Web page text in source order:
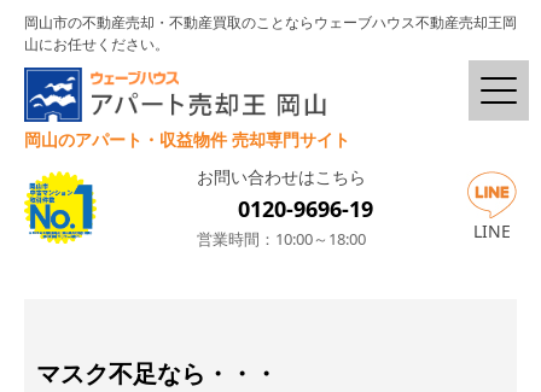
岡山市の不動産売却・不動産買取のことならウェーブハウス不動産売却王岡
山にお任せください。
岡山のアパート・収益物件 売却専門サイト
お問い合わせはこちら
0120-9696-19
営業時間：10:00～18:00 LINE
マスク不足なら・・・